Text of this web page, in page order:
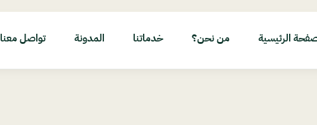
الرئيسية من نحن؟ خدماتنا المدونة تواصل معنا